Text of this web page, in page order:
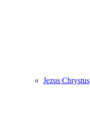
Jezus Chrystus